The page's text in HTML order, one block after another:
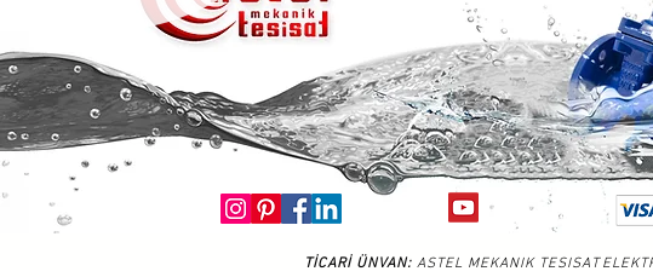
TİCARİ ÜNVAN: ASTEL MEKANIK TESISAT